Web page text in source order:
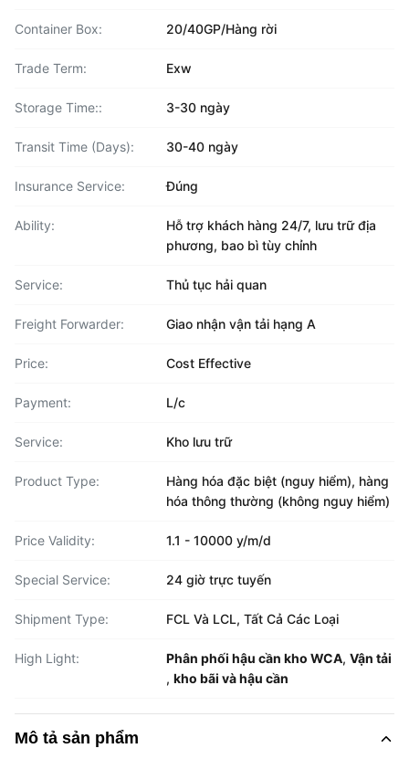
Container Box: 20/40GP/Hàng rời
Trade Term: Exw
Storage Time:: 3-30 ngày
Transit Time (Days): 30-40 ngày
Insurance Service: Đúng
Ability:
Hỗ trợ khách hàng 24/7, lưu trữ địa
phương, bao bì tùy chỉnh
Service: Thủ tục hải quan
Freight Forwarder: Giao nhận vận tải hạng A
Price: Cost Effective
Payment: L/c
Service: Kho lưu trữ
Product Type:
Hàng hóa đặc biệt (nguy hiểm), hàng
hóa thông thường (không nguy hiểm)
Price Validity: 1.1 - 10000 y/m/d
Special Service: 24 giờ trực tuyến
Shipment Type: FCL Và LCL, Tất Cả Các Loại
High Light: Phân phối hậu cần kho WCA, Vận tải
, kho bãi và hậu cần
Mô tả sản phẩm